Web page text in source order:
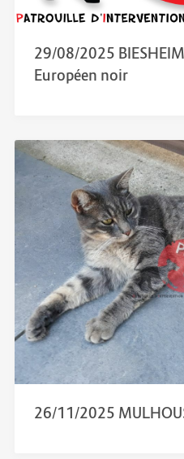
29/08/2025
Européen noir
26/11/2025